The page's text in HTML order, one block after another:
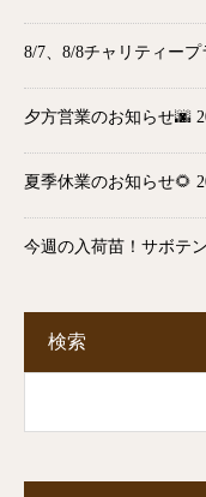
8/7、8/8チャリティー
夕方営業のお知らせ🌆
夏季休業のお知らせ🌻
今週の入荷苗！サボテ
検索